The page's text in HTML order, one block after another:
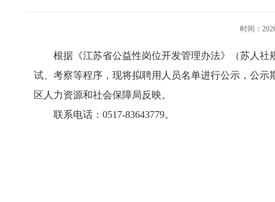
时间：
根据《江苏省公益性岗位开发管理办法》（苏人社
试、考察等程序，现将拟聘用人员名单进行公示，公示
区人力资源和社会保障局反映。
联系电话：0517-83643779。